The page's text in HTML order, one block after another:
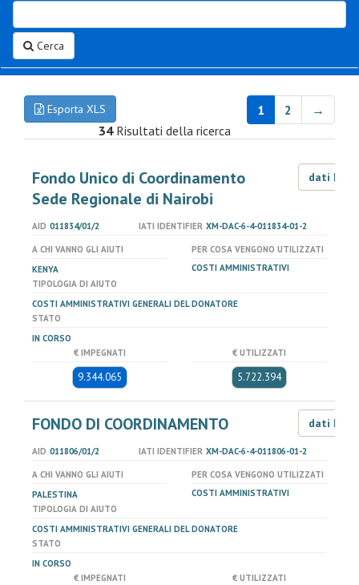
Cerca
Esporta XLS 1 2
→
34Risultati della ricerca
Fondo Unico di Coordinamento
Sede Regionale di Nairobi
dati LOD
AID 011834/01/2 IATI IDENTIFIER XM-DAC-6-4-011834-01-2
A CHI VANNO GLI AIUTI
KENYA
PER COSA VENGONO UTILIZZATI
COSTI AMMINISTRATIVI
TIPOLOGIA DI AIUTO
COSTI AMMINISTRATIVI GENERALI DEL DONATORE
STATO
IN CORSO
€ IMPEGNATI
9.344.065
€ UTILIZZATI
5.722.394
FONDO DI COORDINAMENTO dati LOD
AID 011806/01/2 IATI IDENTIFIER XM-DAC-6-4-011806-01-2
A CHI VANNO GLI AIUTI
PALESTINA
PER COSA VENGONO UTILIZZATI
COSTI AMMINISTRATIVI
TIPOLOGIA DI AIUTO
COSTI AMMINISTRATIVI GENERALI DEL DONATORE
STATO
IN CORSO
€ IMPEGNATI
€ UTILIZZATI